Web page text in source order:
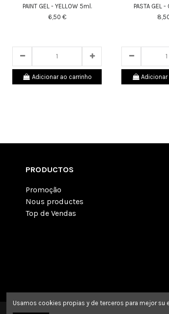
PAINT GEL - YELLOW 5ml.
6,50 €
Adicionar ao carrinho
PASTA GEL
Adicionar
PRODUCTOS
Promoção
Nous productes
Top de Vendas
Usamos cookies propias y de terceros para mejor su